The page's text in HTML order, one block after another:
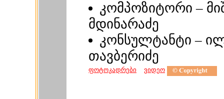
კომპოზიტორი –
მდინარაძე
კონსულტანტი –
თავბერიძე
ფოტოკადრები ვიდეო